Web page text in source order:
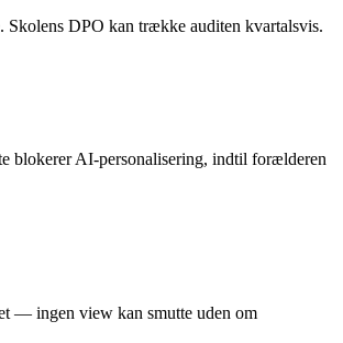
Skolens DPO kan trække auditen kvartalsvis.
blokerer AI-personalisering, indtil forælderen
— ingen view kan smutte uden om